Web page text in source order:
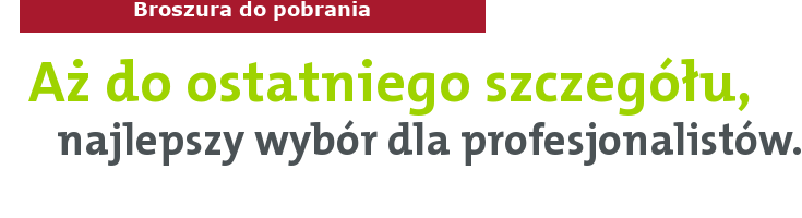
Broszura do pobrania
Aż do ostatniego szczegółu,
najlepszy wybór dla profesjonalistów.